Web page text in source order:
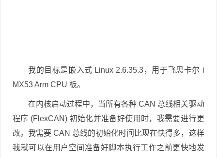
我的目标是嵌入式 Linux 2.6.35.3，用于飞思卡尔 i
MX53 Arm CPU 板。
在内核启动过程中，当所有各种 CAN 总线相关驱动
程序 (FlexCAN) 初始化并准备好使用时，我需要进行更
改。我需要 CAN 总线的初始化时间比现在快得多，这样
我就可以在用户空间准备好脚本执行工作之前更快地发